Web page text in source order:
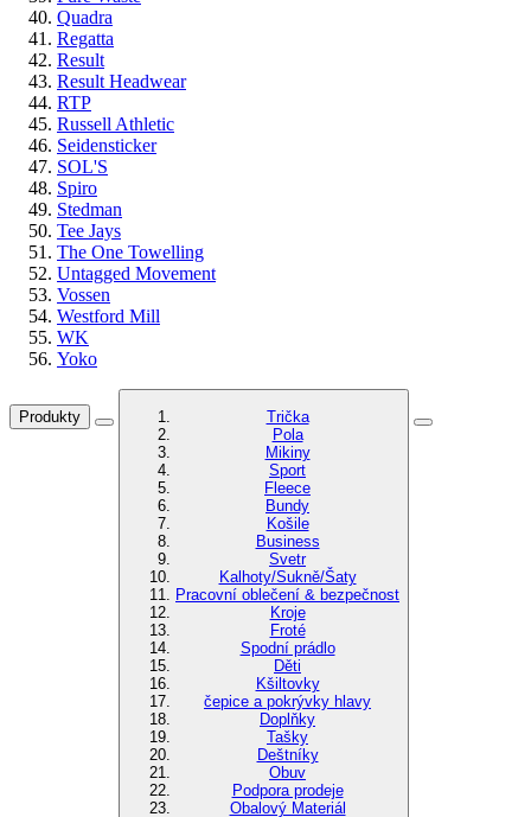
Quadra
Regatta
Result
Result Headwear
RTP
Russell Athletic
Seidensticker
SOL'S
Spiro
Stedman
Tee Jays
The One Towelling
Untagged Movement
Vossen
Westford Mill
WK
Yoko
Produkty
Trička
Pola
Mikiny
Sport
Fleece
Bundy
Košile
Business
Svetr
Kalhoty/Sukně/Šaty
Pracovní oblečení & bezpečnost
Kroje
Froté
Spodní prádlo
Děti
Kšiltovky
čepice a pokrývky hlavy
Doplňky
Tašky
Deštníky
Obuv
Podpora prodeje
Obalový Materiál